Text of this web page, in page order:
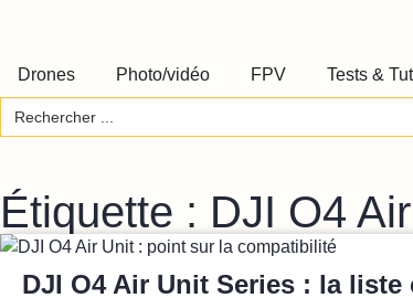
Drones Photo/vidéo FPV Tests &
Search
for:
Étiquette : DJI O4
DJI O4 Air Unit Series : la liste